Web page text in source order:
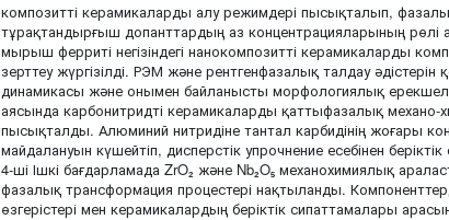
композитті керамикаларды алу режимдері пысықталып,
тұрақтандырғыш допанттардың аз концентрацияларының рөлі
мырыш ферриті негізіндегі нанокомпозитті керамикаларды
зерттеу жүргізілді. РЭМ және рентгенфазалық талдау
динамикасы және онымен байланысты морфологиялық
аясында карбонитридті керамикаларды қаттыфазалық механо-
пысықталды. Алюминий нитридіне тантал карбидінің жоғары
майдалануын күшейтіп, дисперстік упрочнение есебінен
4-ші Ішкі бағдарламада ZrO₂ және Nb₂O₅ механохимиялық
фазалық трансформация процестері нақтыланды.
өзгерістері мен керамикалардың беріктік сипаттамалары